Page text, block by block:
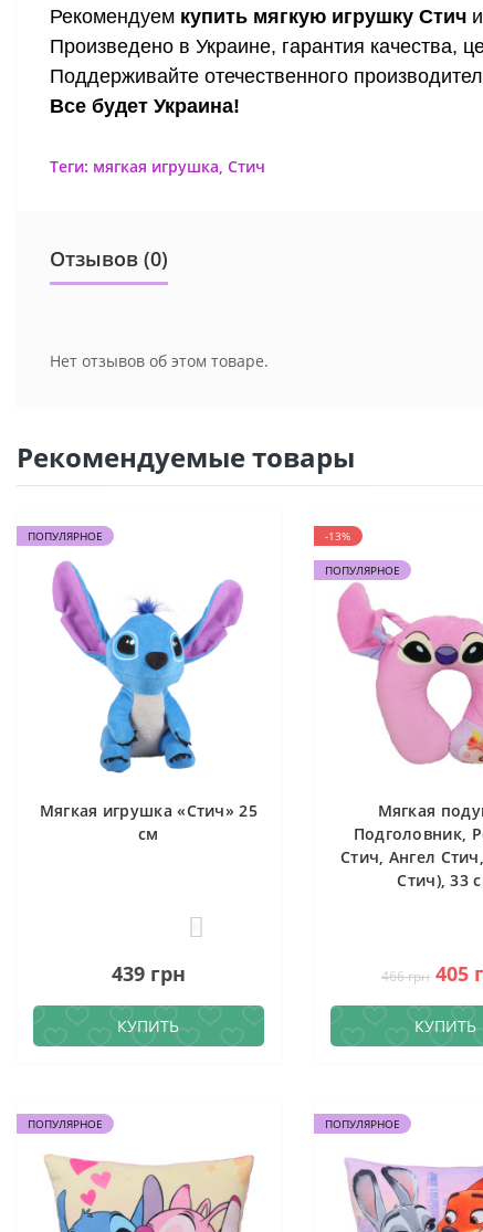
Рекомендуем купить мягкую игрушку Стич
Произведено в Украине, гарантия качества,
Поддерживайте отечественного
Все будет Украина!
Теги: мягкая игрушка, Стич
Отзывов (0)
Нет отзывов об этом товаре.
Рекомендуемые товары
ПОПУЛЯРНОЕ
Мягкая игрушка «Стич» 25
см
439 грн
КУПИТЬ
-13%
ПОПУЛЯРНОЕ
Мягкая
Подголовник,
Стич, Ангел
Стич), 33
466 грн 405
КУПИТЬ
ПОПУЛЯРНОЕ ПОПУЛЯРНОЕ